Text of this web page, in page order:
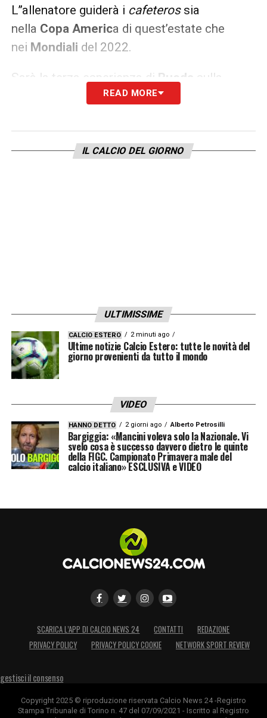
L’’allenatore guiderà i cafeterossia
nella Copa America di quest’estate che
nei Mondiali del 2022.
Sarà la terza esperienza di Rueda
sulla
Colombia. La prima risale nel
La seconda avvenne nel 2004-2006, durante
il quale l’allenatore non riuscì a far
READ MORE
IL CALCIO DEL GIORNO
ULTIMISSIME
CALCIO ESTERO 2 minuti ago
Ultime notizie Calcio Estero: tutte le novità del
giorno provenienti da tutto il mondo
VIDEO
HANNO DETTO 2 giorni ago Alberto Petrosilli
Bargiggia: «Mancini voleva solo la Nazionale. Vi
svelo cosa è successo davvero dietro le quinte
della FIGC. Campionato Primavera male del
calcio italiano» ESCLUSIVA e VIDEO
SCARICA L’APP DI CALCIO NEWS 24 CONTATTI
REDAZIONE
PRIVACY POLICY
PRIVACY POLICY COOKIE NETWORK SPORT REVIEW
gestisci il consenso
Copyright 2025 © riproduzione riservata Calcio News 24 -Registro
Stampa Tribunale di Torino n. 47 del 07/09/2021 - Iscritto al Registro